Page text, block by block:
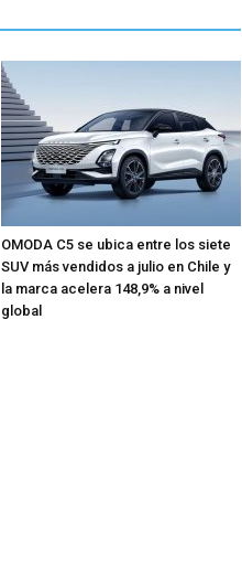
OMODA C5 se ubica entre los siete
SUV más vendidos a julio en Chile y
la marca acelera 148,9% a nivel
global